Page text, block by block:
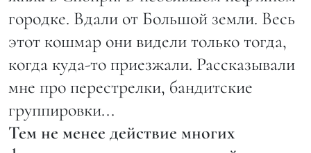
городке. Вдали от Большой земли. Весь
этот кошмар они видели только тогда,
когда куда-то приезжали. Рассказывали
мне про перестрелки, бандитские
группировки...
Тем не менее действие многих